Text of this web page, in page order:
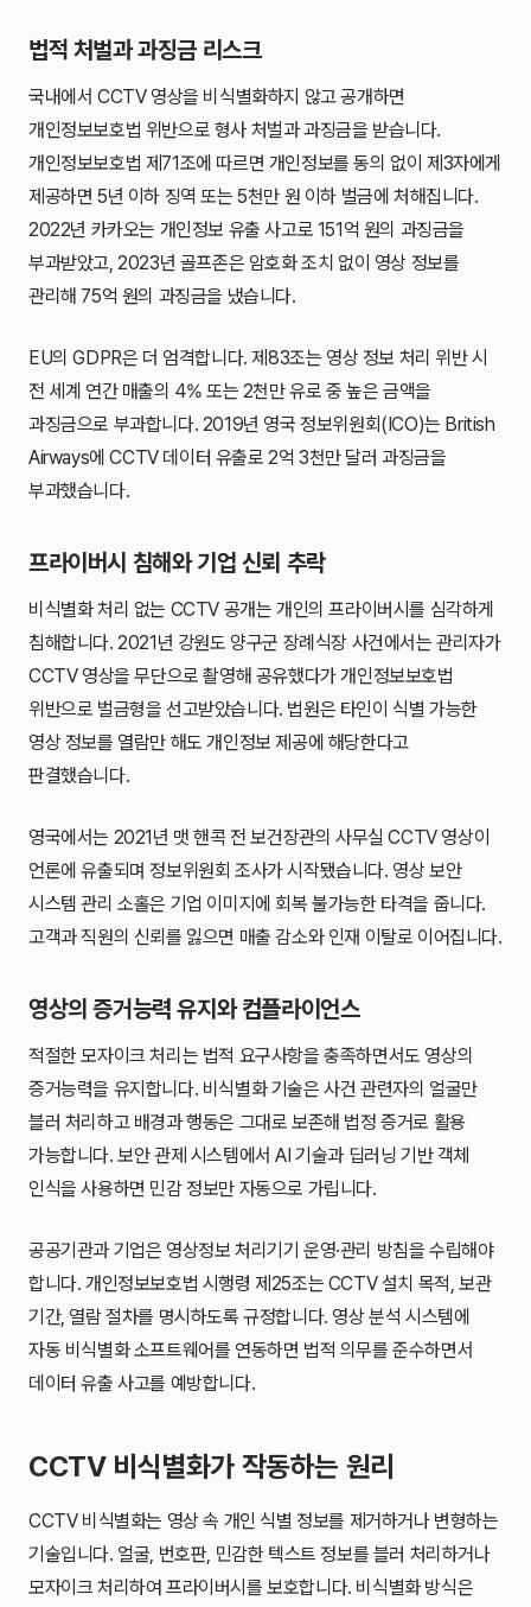
법적 처벌과 과징금 리스크
국내에서 CCTV 영상을 비식별화하지 않고 공개하면
개인정보보호법 위반으로 형사 처벌과 과징금을 받습니다.
개인정보보호법 제71조에 따르면 개인정보를 동의 없이 제3자에게
제공하면 5년 이하 징역 또는 5천만 원 이하 벌금에 처해집니다.
2022년 카카오는 개인정보 유출 사고로 151억 원의 과징금을
부과받았고, 2023년 골프존은 암호화 조치 없이 영상 정보를
관리해 75억 원의 과징금을 냈습니다.
EU의 GDPR은 더 엄격합니다. 제83조는 영상 정보 처리 위반 시
전 세계 연간 매출의 4% 또는 2천만 유로 중 높은 금액을
과징금으로 부과합니다. 2019년 영국 정보위원회(ICO)는 British
Airways에 CCTV 데이터 유출로 2억 3천만 달러 과징금을
부과했습니다.
프라이버시 침해와 기업 신뢰 추락
비식별화 처리 없는 CCTV 공개는 개인의 프라이버시를 심각하게
침해합니다. 2021년 강원도 양구군 장례식장 사건에서는 관리자가
CCTV 영상을 무단으로 촬영해 공유했다가 개인정보보호법
위반으로 벌금형을 선고받았습니다. 법원은 타인이 식별 가능한
영상 정보를 열람만 해도 개인정보 제공에 해당한다고
판결했습니다.
영국에서는 2021년 맷 핸콕 전 보건장관의 사무실 CCTV 영상이
언론에 유출되며 정보위원회 조사가 시작됐습니다. 영상 보안
시스템 관리 소홀은 기업 이미지에 회복 불가능한 타격을 줍니다.
고객과 직원의 신뢰를 잃으면 매출 감소와 인재 이탈로 이어집니다.
영상의 증거능력 유지와 컴플라이언스
적절한 모자이크 처리는 법적 요구사항을 충족하면서도 영상의
증거능력을 유지합니다. 비식별화 기술은 사건 관련자의 얼굴만
블러 처리하고 배경과 행동은 그대로 보존해 법정 증거로 활용
가능합니다. 보안 관제 시스템에서 AI 기술과 딥러닝 기반 객체
인식을 사용하면 민감 정보만 자동으로 가립니다.
공공기관과 기업은 영상정보 처리기기 운영·관리 방침을 수립해야
합니다. 개인정보보호법 시행령 제25조는 CCTV 설치 목적, 보관
기간, 열람 절차를 명시하도록 규정합니다. 영상 분석 시스템에
자동 비식별화 소프트웨어를 연동하면 법적 의무를 준수하면서
데이터 유출 사고를 예방합니다.
CCTV 비식별화가 작동하는 원리
CCTV 비식별화는 영상 속 개인 식별 정보를 제거하거나 변형하는
기술입니다. 얼굴, 번호판, 민감한 텍스트 정보를 블러 처리하거나
모자이크 처리하여 프라이버시를 보호합니다. 비식별화 방식은